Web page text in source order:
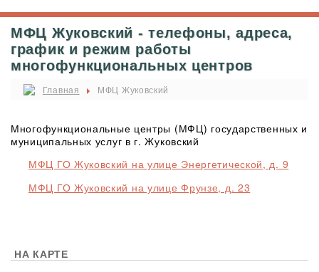
МФЦ Жуковский - телефоны, адреса,
график и режим работы
многофункциональных центров
Главная МФЦ Жуковский
Многофункциональные центры (МФЦ) государственных и
муниципальных услуг в г. Жуковский
МФЦ ГО Жуковский на улице Энергетической, д. 9
МФЦ ГО Жуковский на улице Фрунзе, д. 23
НА КАРТЕ